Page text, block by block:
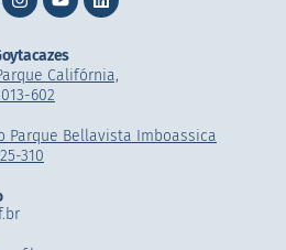
Califórnia,
602
Parque Bellavista Imboassica
310